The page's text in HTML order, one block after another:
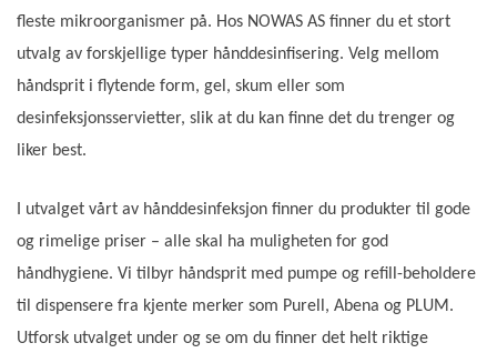
fleste mikroorganismer på. Hos NOWAS AS finner du et stort
utvalg av forskjellige typer hånddesinfisering. Velg mellom
håndsprit i flytende form, gel, skum eller som
desinfeksjonsservietter, slik at du kan finne det du trenger og
liker best.
I utvalget vårt av hånddesinfeksjon finner du produkter til gode
og rimelige priser – alle skal ha muligheten for god
håndhygiene. Vi tilbyr håndsprit med pumpe og refill-beholdere
til dispensere fra kjente merker som Purell, Abena og PLUM.
Utforsk utvalget under og se om du finner det helt riktige